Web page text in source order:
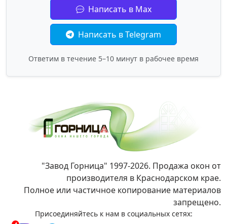
Написать в Max
Написать в Telegram
Ответим в течение 5–10 минут в рабочее время
"Завод Горница" 1997-2026. Продажа окон от
производителя в Краснодарском крае.
Полное или частичное копирование материалов
запрещено.
Присоединяйтесь к нам в социальных сетях: